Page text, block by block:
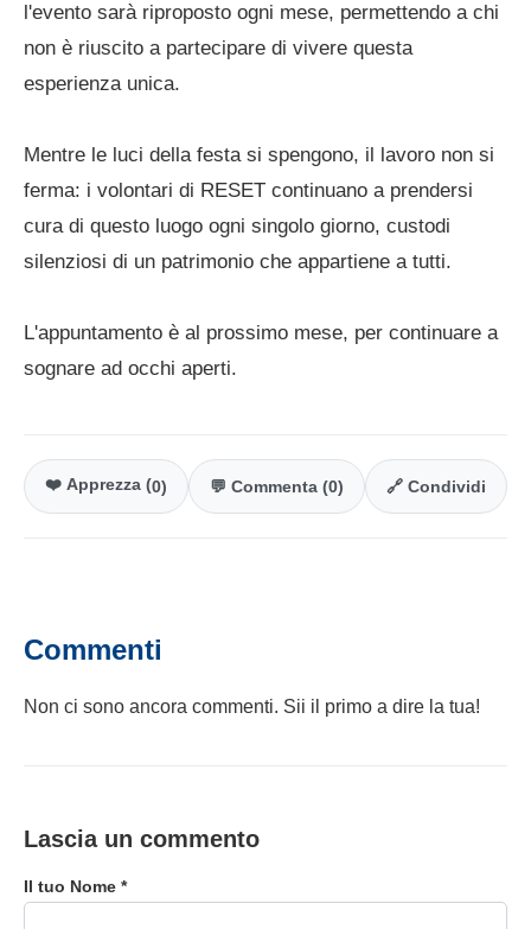
l'evento sarà riproposto ogni mese, permettendo a chi
non è riuscito a partecipare di vivere questa
esperienza unica.
Mentre le luci della festa si spengono, il lavoro non si
ferma: i volontari di RESET continuano a prendersi
cura di questo luogo ogni singolo giorno, custodi
silenziosi di un patrimonio che appartiene a tutti.
L'appuntamento è al prossimo mese, per continuare a
sognare ad occhi aperti.
❤️ Apprezza (0) 💬 Commenta (0) 🔗 Condividi
Commenti
Non ci sono ancora commenti. Sii il primo a dire la tua!
Lascia un commento
Il tuo Nome *